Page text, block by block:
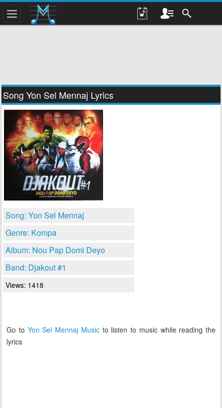
Song Yon Sel Mennaj Lyrics
Song: Yon Sel Mennaj
Genre: Kompa
Album: Nou Pap Domi Deyo
Band: Djakout #1
Views: 1418
Go to Yon Sel Mennaj Musicto listen to music while reading the
lyrics